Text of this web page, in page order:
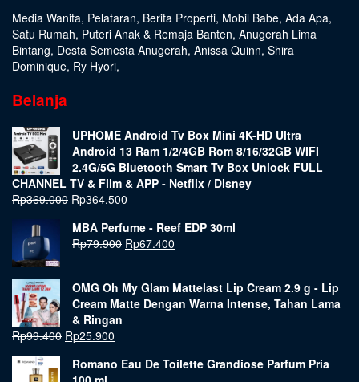
Media Wanita, Pelataran, Berita Properti, Mobil Babe, Ada Apa,
Satu Rumah, Puteri Anak & Remaja Banten, Anugerah Lima
Bintang, Desta Semesta Anugerah, Anissa Quinn, Shira
Dominique, Ry Hyori,
Belanja
UPHOME Android Tv Box Mini 4K-HD Ultra
Android 13 Ram 1/2/4GB Rom 8/16/32GB WIFI
2.4G/5G Bluetooth Smart Tv Box Unlock FULL
CHANNEL TV & Film & APP - Netflix / Disney
Rp369.000 Rp364.500
MBA Perfume - Reef EDP 30ml
Rp79.900 Rp67.400
OMG Oh My Glam Mattelast Lip Cream 2.9 g - Lip
Cream Matte Dengan Warna Intense, Tahan Lama
& Ringan
Rp99.400 Rp25.900
Romano Eau De Toilette Grandiose Parfum Pria